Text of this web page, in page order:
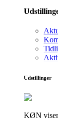
Udstillinger
KØN viser